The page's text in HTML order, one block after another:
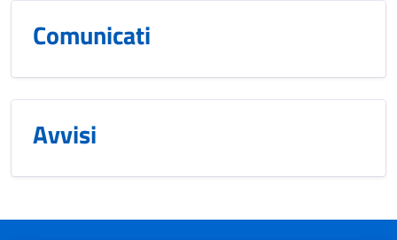
Comunicati
Avvisi